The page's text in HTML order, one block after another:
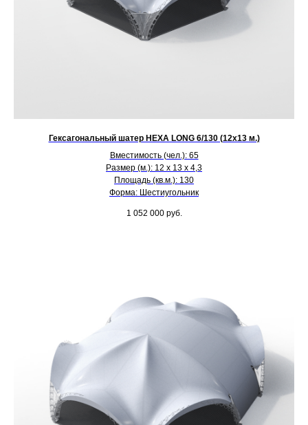
Гексагональный шатер HEXA LONG 6/130 (12х13 м.)
Вместимость (чел.): 65
Размер (м.): 12 х 13 х 4,3
Площадь (кв.м.): 130
Форма: Шестиугольник
1 052 000 руб.